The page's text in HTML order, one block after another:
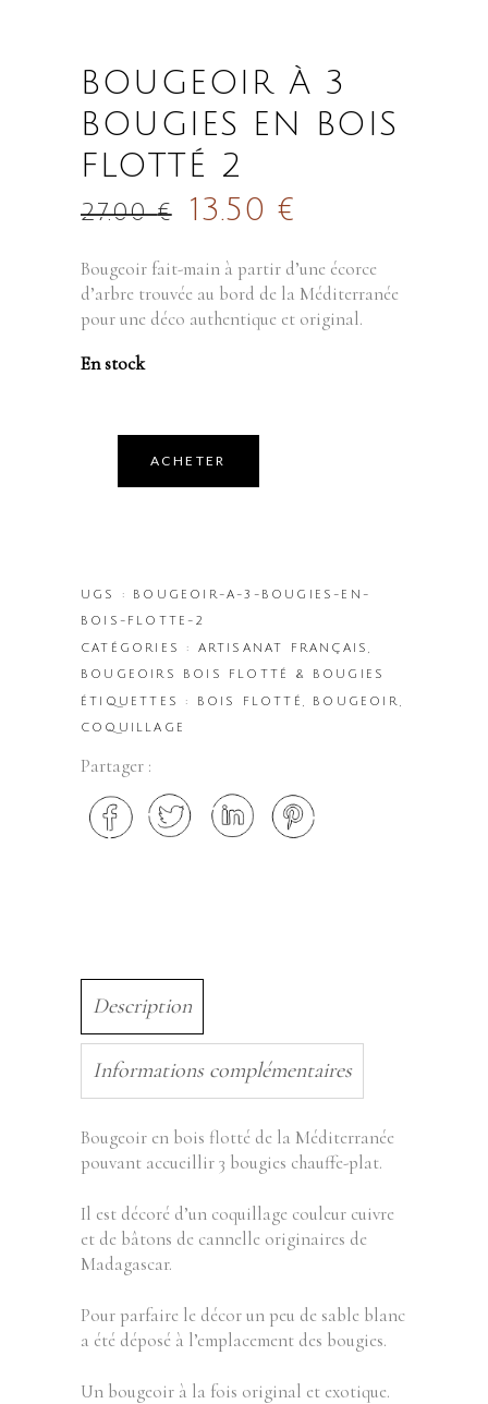
BOUGEOIR À 3
BOUGIES EN BOIS
FLOTTÉ 2
27.00€ 13.50€
Bougeoir fait-main à partir d’une écorce
d’arbre trouvée au bord de la Méditerranée
pour une déco authentique et original.
En stock
ACHETER
UGS : BOUGEOIR-A-3-BOUGIES-EN-
BOIS-FLOTTE-2
CATÉGORIES : ARTISANAT FRANÇAIS
BOUGEOIRS BOIS FLOTTÉ & BOUGIES
ÉTIQUETTES : BOIS FLOTTÉ BOUGEOIR
COQUILLAGE
Partager :
Description
Informations complémentaires
Bougeoir en bois flotté de la Méditerranée
pouvant accueillir 3 bougies chauffe-plat.
Il est décoré d’un coquillage couleur cuivre
et de bâtons de cannelle originaires de
Madagascar.
Pour parfaire le décor un peu de sable blanc
a été déposé à l’emplacement des bougies.
Un bougeoir à la fois original et exotique.